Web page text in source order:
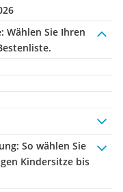
Wählen Sie Ihren
: So wählen Sie
Kindersitze bis